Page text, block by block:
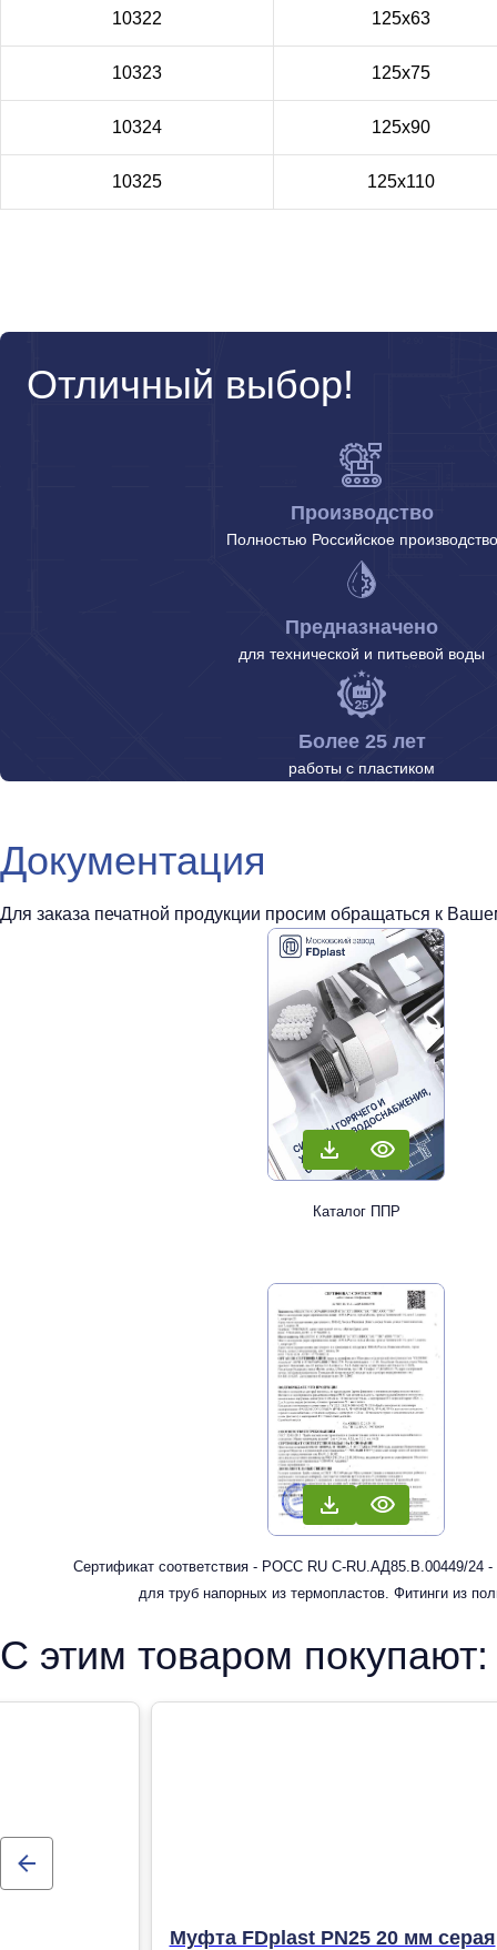
10322 125x63
10323 125x75
10324 125x90
10325 125x110
Отличный выбор!
Производство
Полностью Российское производство
Предназначено
для технической и питьевой воды
Более 25 лет
работы с пластиком
Документация
Для заказа печатной продукции просим обращаться к
Каталог ППР
Сертификат соответствия - РОСС RU С-RU.АД85.В.00449/24
для труб напорных из термопластов. Фитинги из
отопления
С этим товаром покупают:
Муфта FDplast PN25 20 мм серая